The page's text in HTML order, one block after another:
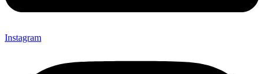
Instagram